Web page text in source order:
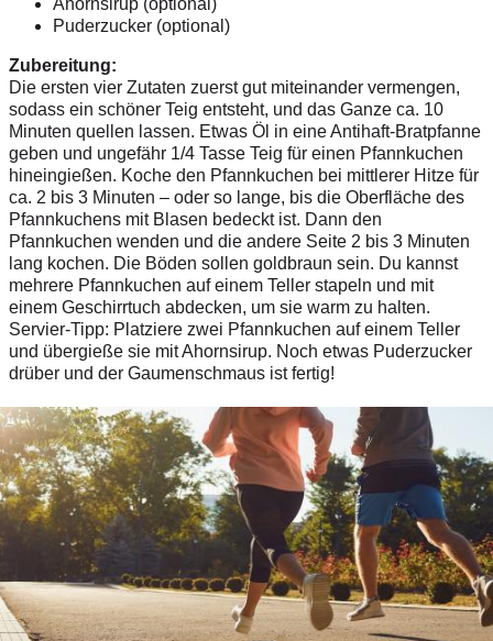
Ahornsirup (optional)
Puderzucker (optional)
Zubereitung:
Die ersten vier Zutaten zuerst gut miteinander vermengen,
sodass ein schöner Teig entsteht, und das Ganze ca. 10
Minuten quellen lassen. Etwas Öl in eine Antihaft-Bratpfanne
geben und ungefähr 1/4 Tasse Teig für einen Pfannkuchen
hineingießen. Koche den Pfannkuchen bei mittlerer Hitze für
ca. 2 bis 3 Minuten – oder so lange, bis die Oberfläche des
Pfannkuchens mit Blasen bedeckt ist. Dann den
Pfannkuchen wenden und die andere Seite 2 bis 3 Minuten
lang kochen. Die Böden sollen goldbraun sein. Du kannst
mehrere Pfannkuchen auf einem Teller stapeln und mit
einem Geschirrtuch abdecken, um sie warm zu halten.
Servier-Tipp: Platziere zwei Pfannkuchen auf einem Teller
und übergieße sie mit Ahornsirup. Noch etwas Puderzucker
drüber und der Gaumenschmaus ist fertig!